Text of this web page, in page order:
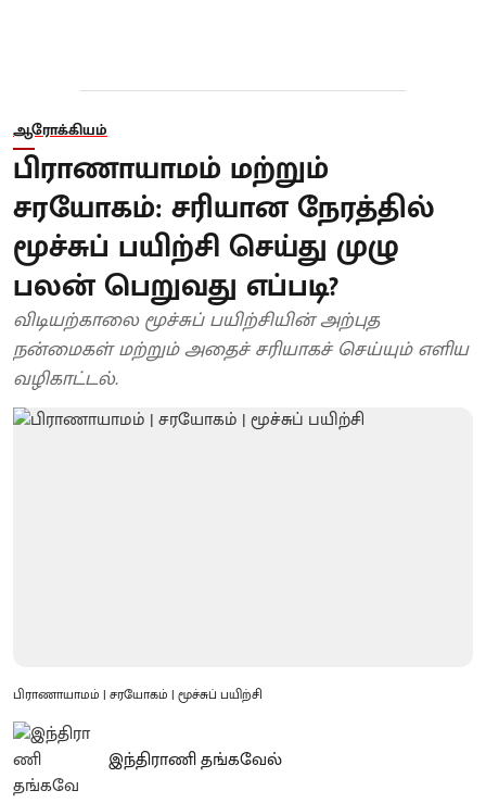
ஆரோக்கியம்
பிராணாயாமம் மற்றும்
சரயோகம்: சரியான நேரத்தில்
மூச்சுப் பயிற்சி செய்து முழு
பலன் பெறுவது எப்படி?
விடியற்காலை மூச்சுப் பயிற்சியின் அற்புத
நன்மைகள் மற்றும் அதைச் சரியாகச் செய்யும் எளிய
வழிகாட்டல்.
பிராணாயாமம் | சரயோகம் | மூச்சுப் பயிற்சி
இந்திராணி தங்கவேல்